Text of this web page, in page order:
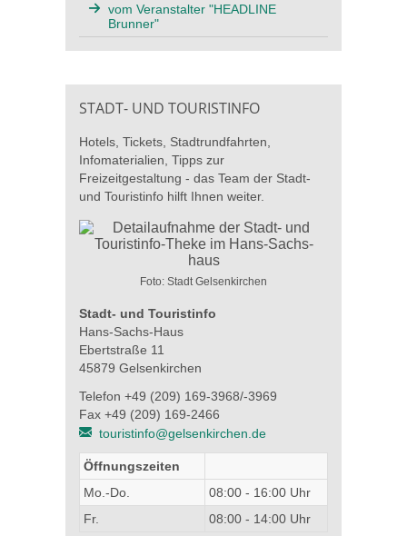
vom Veranstalter "HEADLINE
Brunner"
STADT- UND TOURISTINFO
Hotels, Tickets, Stadtrundfahrten,
Infomaterialien, Tipps zur
Freizeitgestaltung - das Team der Stadt-
und Touristinfo hilft Ihnen weiter.
Foto: Stadt Gelsenkirchen
Stadt- und Touristinfo
Hans-Sachs-Haus
Ebertstraße 11
45879 Gelsenkirchen
Telefon +49 (209) 169-3968/-3969
Fax +49 (209) 169-2466
touristinfo@gelsenkirchen.de
Öffnungszeiten
Mo.-Do.
08:00 - 16:00 Uhr
Fr.
08:00 - 14:00 Uhr